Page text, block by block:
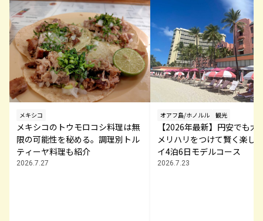
メキシコ
メキシコのトウモロコシ料理は無
限の可能性を秘める。調理別トル
ティーヤ料理も紹介
2026.7.27
オアフ島/ホノルル 観光
【2026年最新】円安でも大
メリハリをつけて賢く楽し
イ4泊6日モデルコース
2026.7.23